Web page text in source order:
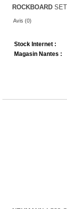
ROCKBOARD
Avis (0)
Stock Internet :
Magasin Nantes :